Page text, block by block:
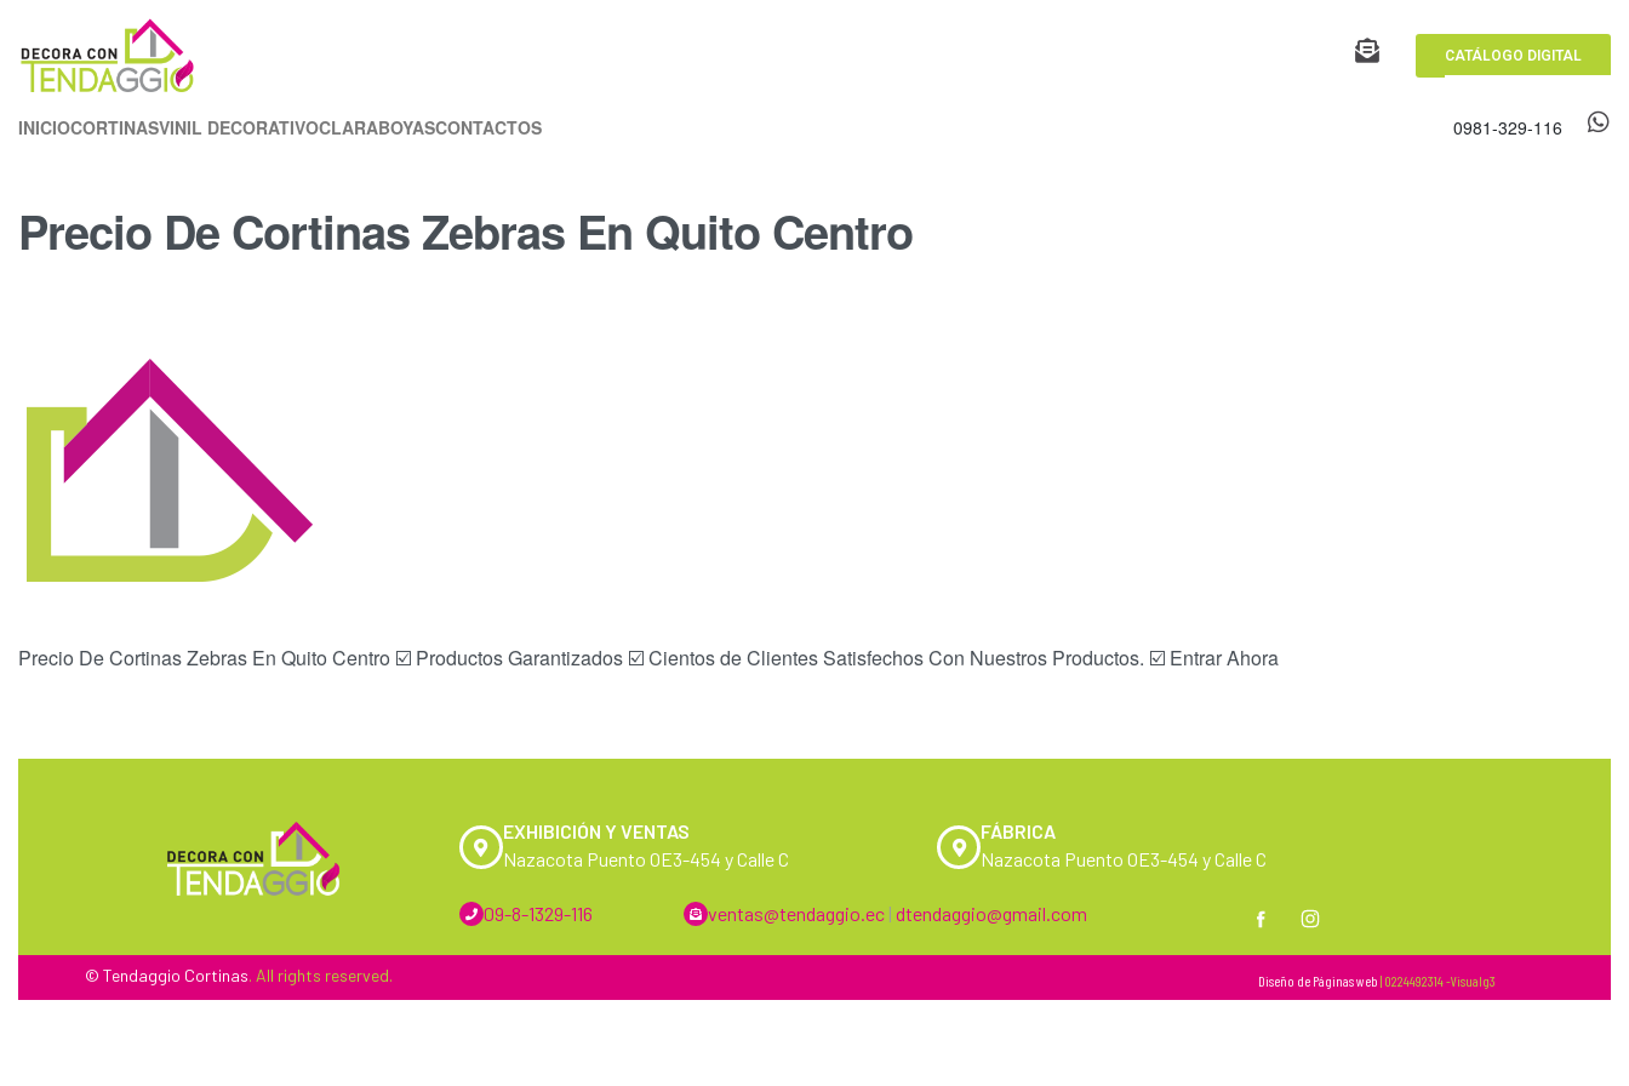
CATÁLOGO DIGITAL
INICIOCORTINASVINIL DECORATIVOCLARABOYASCONTACTOS 0981-329-116
Precio De Cortinas Zebras En Quito Centro
Precio De Cortinas Zebras En Quito Centro ☑️ Productos Garantizados ☑️ Cientos de Clientes Satisfechos Con Nuestros Productos. ☑️ Entrar Ahora
EXHIBICIÓN Y VENTAS
Nazacota Puento OE3-454 y Calle C
FÁBRICA
Nazacota Puento OE3-454 y Calle C
09-8-1329-116 ventas@tendaggio.ec | dtendaggio@gmail.com
© Tendaggio Cortinas. All rights reserved. Diseño de Páginas web | 0224492314 -Visualg3